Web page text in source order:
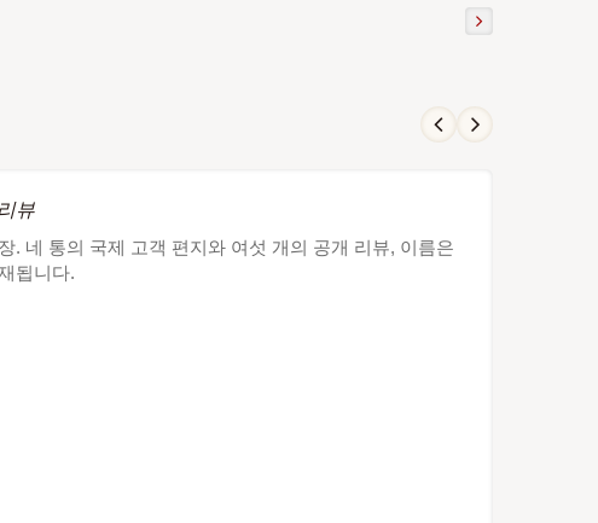
뷰
. 네 통의 국제 고객 편지와 여섯 개의 공개 리뷰, 이름은
됩니다.